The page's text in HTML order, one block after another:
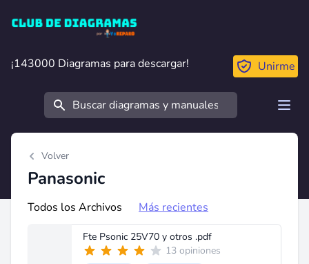
Club de Diagramas
¡143000 Diagramas para descargar!
¡143000 Diagramas para descargar! Unirme
Buscar
Volver
Panasonic
Todos los Archivos Más recientes
Fte Psonic 25V70 y otros .pdf
13 opiniones